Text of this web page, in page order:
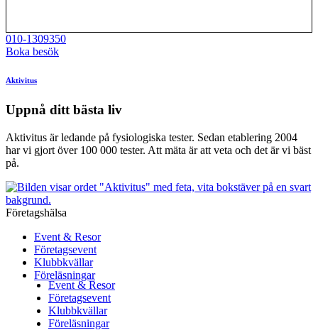
010-1309350
Boka besök
Aktivitus
Uppnå ditt bästa liv
Aktivitus är ledande på fysiologiska tester. Sedan etablering 2004
har vi gjort över 100 000 tester. Att mäta är att veta och det är vi bäst
på.
Företagshälsa
Event & Resor
Företagsevent
Klubbkvällar
Föreläsningar
Event & Resor
Företagsevent
Klubbkvällar
Föreläsningar